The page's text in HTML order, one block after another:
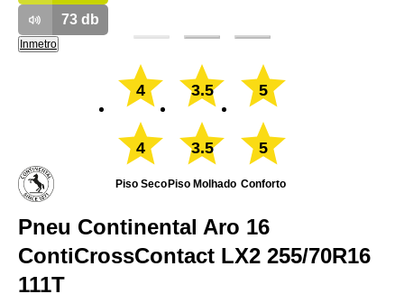
73db
Inmetro
4
4
Piso Seco
3.5
3.5
Piso Molhado
5
5
Conforto
Pneu Continental Aro 16
ContiCrossContact LX2 255/70R16
111T